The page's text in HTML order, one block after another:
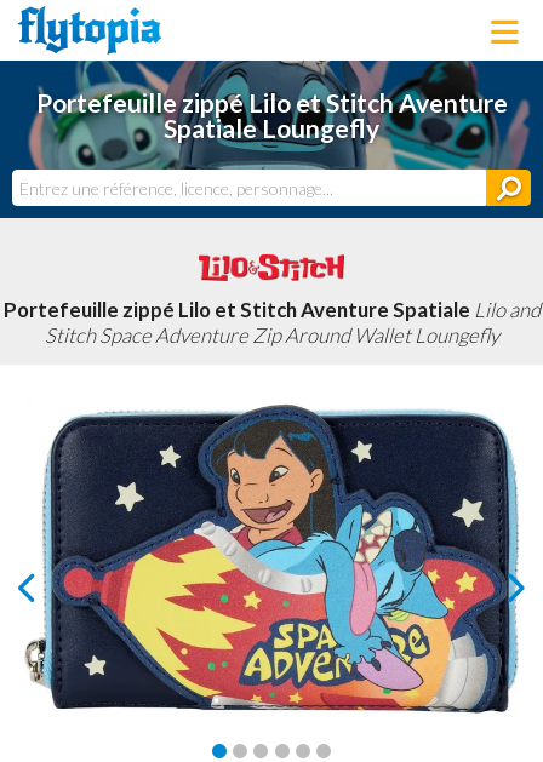
LOUNGEFLY
LICENCES
NOUVEAUTÉS
BONS PLANS
DERNIERS AJOUTS
Portefeuille zippé Lilo et Stitch Aventure
Spatiale Loungefly
Portefeuille zippé Lilo et Stitch Aventure Spatiale Lilo and
Stitch Space Adventure Zip Around Wallet Loungefly
prev next